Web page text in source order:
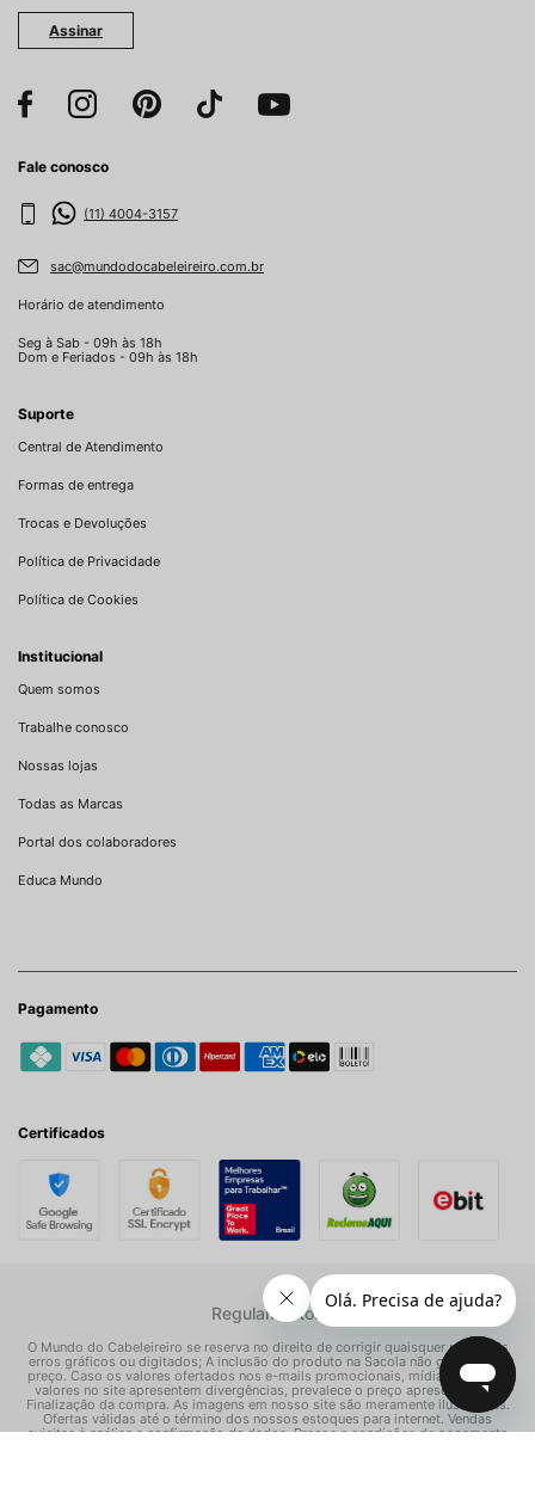
Assinar
Fale conosco
(11) 4004-3157
sac@mundodocabeleireiro.com.br
Horário de atendimento
Seg à Sab - 09h às 18h
Dom e Feriados - 09h às 18h
Suporte
Central de Atendimento
Formas de entrega
Trocas e Devoluções
Política de Privacidade
Política de Cookies
Institucional
Quem somos
Trabalhe conosco
Nossas lojas
Todas as Marcas
Portal dos colaboradores
Educa Mundo
Pagamento
Certificados
Regulamentos
O Mundo do Cabeleireiro se reserva no direito de corrigir quaisquer possíveis
erros gráficos ou digitados; A inclusão do produto na Sacola não garante seu
preço. Caso os valores ofertados nos e-mails promocionais, mídias sociais e
valores no site apresentem divergências, prevalece o preço apresentado na
Finalização da compra. As imagens em nosso site são meramente ilustrativas.
Ofertas válidas até o término dos nossos estoques para internet. Vendas
sujeitas à análise e confirmação de dados. Preços e condições de pagamento